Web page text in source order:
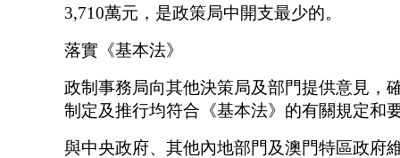
3,710萬元，是政策局中開支最少的。
落實《基本法》
政制事務局向其他決策局及部門提供意見，
制定及推行均符合《基本法》的有關規定和
與中央政府、其他內地部門及澳門特區政府